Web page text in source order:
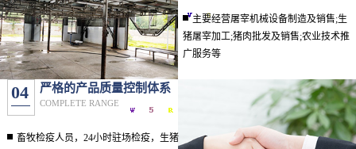
主要经营屠宰机械设备制造及销售;生
猪屠宰加工;猪肉批发及销售;农业技术推
广服务等
04 严格的产品质量控制体系
COMPLETE RANGE
畜牧检疫人员，24小时驻场检疫，生猪